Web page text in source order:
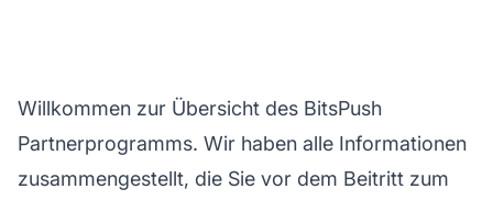
Willkommen zur Übersicht des BitsPush
Partnerprogramms. Wir haben alle Informationen
zusammengestellt, die Sie vor dem Beitritt zum